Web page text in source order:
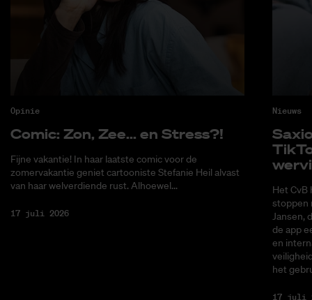
Opinie
Co­mic: Zon, Zee... en Stress?!
Fijne vakantie! In haar laatste comic voor de
zomervakantie geniet cartooniste Stefanie Heil alvast
van haar welverdiende rust. Alhoewel...
17 juli 2026
Nieuws
Het CvB
stoppen
Jansen,
de app
en
het
17 juli